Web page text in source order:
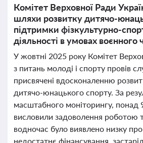
Комітет Верховної Ради
шляхи розвитку дитячо-
підтримки фізкультурно-
діяльності в умовах воєнного
У жовтні 2025 року Комітет
з питань молоді і спорту провів
присвячені вдосконаленню
дитячо-юнацького спорту. За
масштабного моніторингу, понад
висловили задоволення роботою
водночас було виявлено низку
недостатнє фінансування,